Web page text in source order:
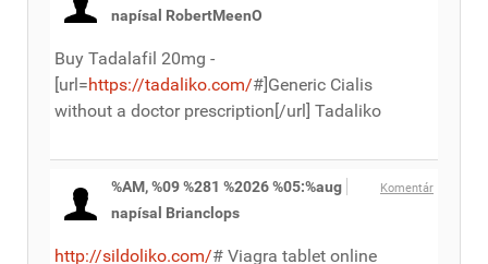
napísal RobertMeenO
Buy Tadalafil 20mg -
[url=https://tadaliko.com/#]Generic Cialis
without a doctor prescription[/url] Tadaliko
Komentár
%AM, %09 %281 %2026 %05:%aug
napísal Brianclops
http://sildoliko.com/# Viagra tablet online